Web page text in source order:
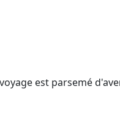
est parsemé